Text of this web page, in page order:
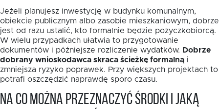
Jeżeli planujesz inwestycję w budynku komunalnym,
obiekcie publicznym albo zasobie mieszkaniowym, dobrze
jest od razu ustalić, kto formalnie będzie pożyczkobiorcą.
W wielu przypadkach ułatwia to przygotowanie
dokumentów i późniejsze rozliczenie wydatków. Dobrze
dobrany wnioskodawca skraca ścieżkę formalną i
zmniejsza ryzyko poprawek. Przy większych projektach to
potrafi oszczędzić naprawdę sporo czasu.
Na co można przeznaczyć środki i jaką